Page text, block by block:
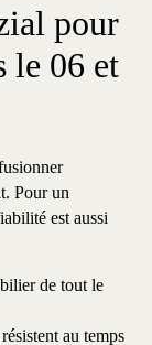
pour
le 06 et
Pour un
est aussi
de tout le
au temps